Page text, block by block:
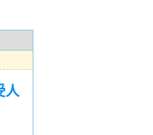
人